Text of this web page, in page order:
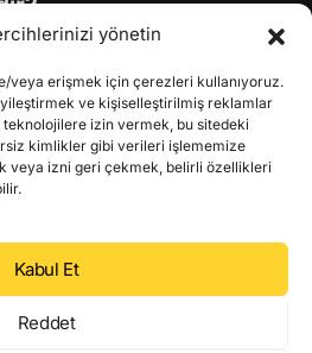
yönetin
veya erişmek için çerezleri kullanıyoruz.
ve kişiselleştirilmiş reklamlar
izin vermek, bu sitedeki
kimlikler gibi verileri işlememize
veya izni geri çekmek, belirli özellikleri
Kabul Et
Reddet
Coinleri